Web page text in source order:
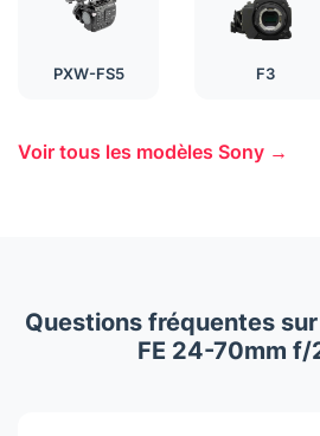
PXW-FS5 F3
Voir tous les modèles Sony →
Questions fréquentes
FE 24-70mm f/